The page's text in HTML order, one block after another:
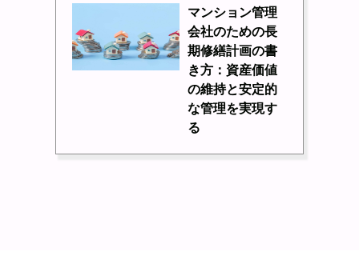
マンション管理
会社のための長
期修繕計画の書
き方：資産価値
の維持と安定的
な管理を実現す
る